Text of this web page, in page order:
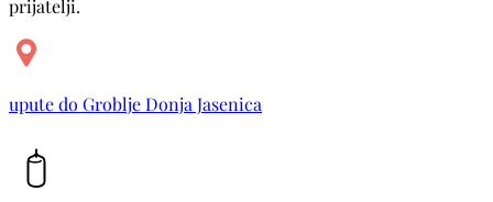
prijatelji.
upute do Groblje Donja Jasenica